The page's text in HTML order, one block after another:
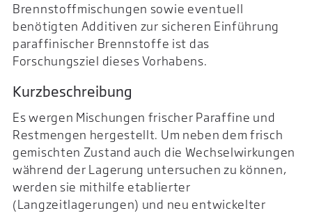
Brennstoffmischungen sowie eventuell
benötigten Additiven zur sicheren Einführung
paraffinischer Brennstoffe ist das
Forschungsziel dieses Vorhabens.
Kurzbeschreibung
Es wergen Mischungen frischer Paraffine und
Restmengen hergestellt. Um neben dem frisch
gemischten Zustand auch die Wechselwirkungen
während der Lagerung untersuchen zu können,
werden sie mithilfe etablierter
(Langzeitlagerungen) und neu entwickelter